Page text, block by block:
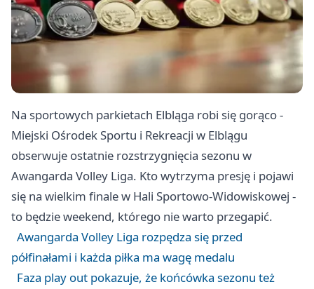
Na sportowych parkietach Elbląga robi się gorąco -
Miejski Ośrodek Sportu i Rekreacji w Elblągu
obserwuje ostatnie rozstrzygnięcia sezonu w
Awangarda Volley Liga. Kto wytrzyma presję i pojawi
się na wielkim finale w Hali Sportowo-Widowiskowej -
to będzie weekend, którego nie warto przegapić.
Awangarda Volley Liga rozpędza się przed
półfinałami i każda piłka ma wagę medalu
Faza play out pokazuje, że końcówka sezonu też